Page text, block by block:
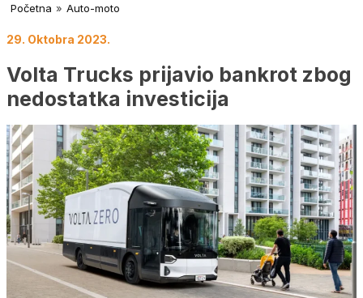
Početna » Auto-moto
29. Oktobra 2023.
Volta Trucks prijavio bankrot zbog
nedostatka investicija